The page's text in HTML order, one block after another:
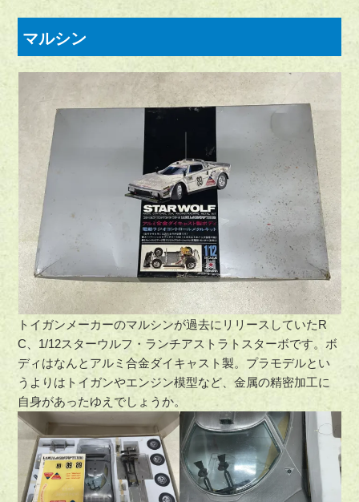
マルシン
トイガンメーカーのマルシンが過去にリリースしていたR
C、1/12スターウルフ・ランチアストラトスターボです。ボ
ディはなんとアルミ合金ダイキャスト製。プラモデルとい
うよりはトイガンやエンジン模型など、金属の精密加工に
自身があったゆえでしょうか。